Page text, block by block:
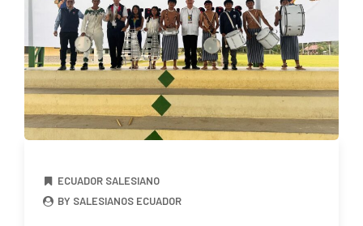
ECUADOR SALESIANO
BY SALESIANOS ECUADOR